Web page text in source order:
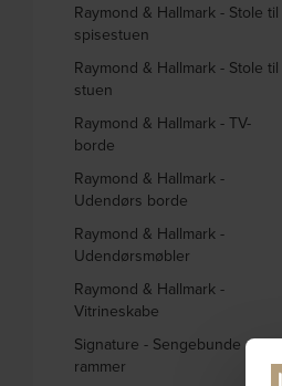
Raymond & Hallmark - Stole til
spisestuen
Raymond & Hallmark - Stole til
stuen
Raymond & Hallmark - TV-
borde
Raymond & Hallmark -
Udendørs borde
Raymond & Hallmark -
Udendørsmøbler
Raymond & Hallmark -
Vitrineskabe
Signature - Sengebunde og
rammer